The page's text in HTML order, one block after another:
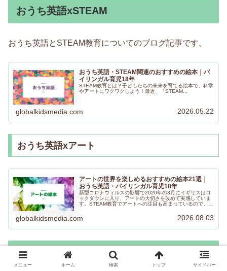
おうち英語xSTEAM
おうち英語とSTEAM教育についてのブログ記事です。
おうち英語・STEAM関連のおすすめの絵本｜バ
イリンガル育児18年
STEAM教育とは？子どもたちの未来を育てる絵本で、科学
やアートにワクワクしよう！最近、「STEAM...
globalkidsmedia.com 2026.05.22
おうち英語xアート
アートの世界を楽しめるおすすめの絵本21選｜
おうち英語・バイリンガル育児18年
新型コロナウィルスの影響で2020年の3月にイギリスはロ
ックダウンに入り、アートの大切さを改めて実感していま
す。STEAM教育でアートへの注目も高まっているので、ア
globalkidsmedia.com 2026.08.03
中学生、高校生におすすめしたいこと
メニュー ホーム 検索 トップ サイドバー